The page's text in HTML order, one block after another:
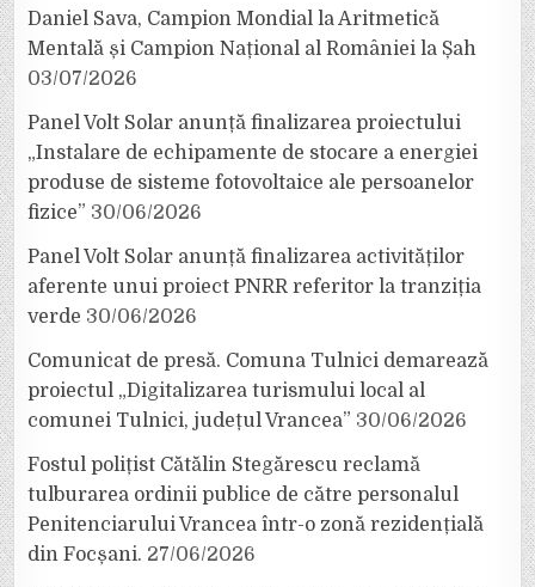
Daniel Sava, Campion Mondial la Aritmetică
Mentală și Campion Național al României la Șah
03/07/2026
Panel Volt Solar anunță finalizarea proiectului
„Instalare de echipamente de stocare a energiei
produse de sisteme fotovoltaice ale persoanelor
fizice” 30/06/2026
Panel Volt Solar anunță finalizarea activităților
aferente unui proiect PNRR referitor la tranziția
verde 30/06/2026
Comunicat de presă. Comuna Tulnici demarează
proiectul „Digitalizarea turismului local al
comunei Tulnici, județul Vrancea” 30/06/2026
Fostul polițist Cătălin Stegărescu reclamă
tulburarea ordinii publice de către personalul
Penitenciarului Vrancea într-o zonă rezidențială
din Focșani. 27/06/2026